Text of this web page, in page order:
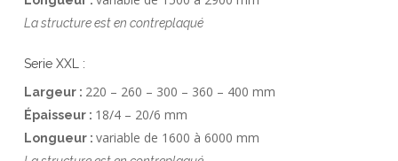
La structure est en contreplaqué
Serie XXL :
Largeur : 220 – 260 – 300 – 360 – 400 mm
Épaisseur : 18/4 – 20/6 mm
Longueur : variable de 1600 à 6000 mm